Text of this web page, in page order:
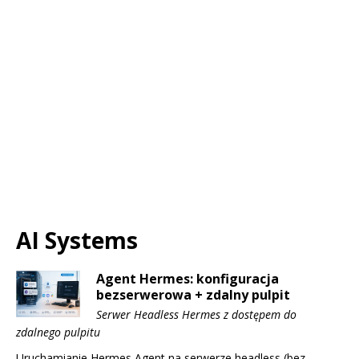
AI Systems
Agent Hermes: konfiguracja
bezserwerowa + zdalny pulpit
Serwer Headless Hermes z dostępem do
zdalnego pulpitu